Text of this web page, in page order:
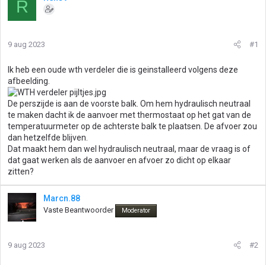
R
9 aug 2023 #1
Ik heb een oude wth verdeler die is geinstalleerd volgens deze
afbeelding.
De perszijde is aan de voorste balk. Om hem hydraulisch neutraal
te maken dacht ik de aanvoer met thermostaat op het gat van de
temperatuurmeter op de achterste balk te plaatsen. De afvoer zou
dan hetzelfde blijven.
Dat maakt hem dan wel hydraulisch neutraal, maar de vraag is of
dat gaat werken als de aanvoer en afvoer zo dicht op elkaar
zitten?
Marcn.88
Vaste Beantwoorder Moderator
9 aug 2023 #2